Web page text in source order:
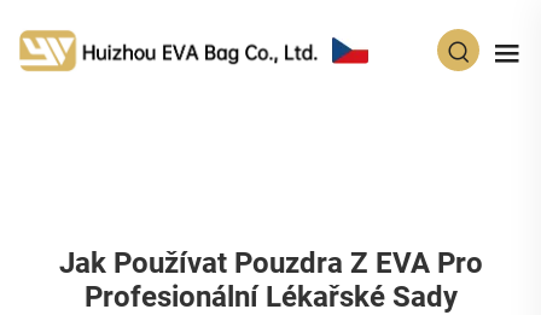
Jak Používat Pouzdra Z EVA Pro
Profesionální Lékařské Sady